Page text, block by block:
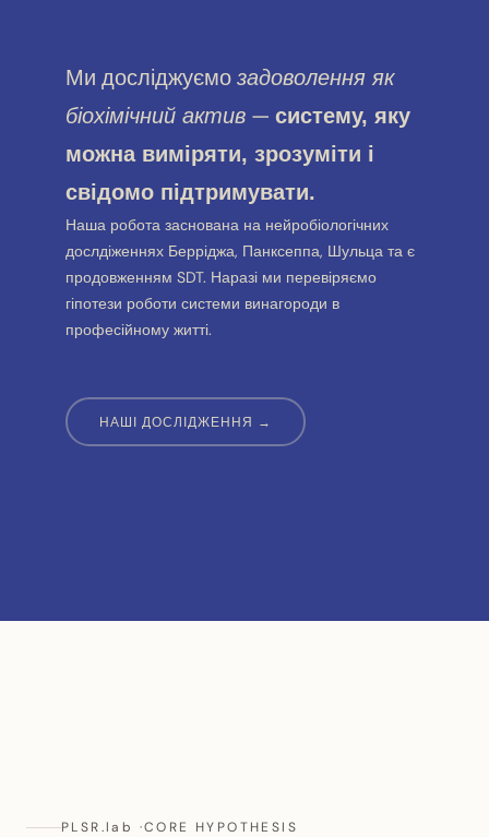
Ми досліджуємо задоволення як
біохімічний актив— систему, яку
можна виміряти, зрозуміти і
свідомо підтримувати.
Наша робота заснована на нейробіологічних
дослдіженнях Берріджа, Панксеппа, Шульца та є
продовженням SDT. Наразі ми перевіряємо
гіпотези роботи системи винагороди в
професійному житті.
НАШІ ДОСЛІДЖЕННЯ →
PLSR.lab ·CORE HYPOTHESIS